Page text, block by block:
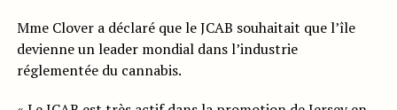
Mme Clover a déclaré que le JCAB souhaitait que l’île
devienne un leader mondial dans l’industrie
réglementée du cannabis.